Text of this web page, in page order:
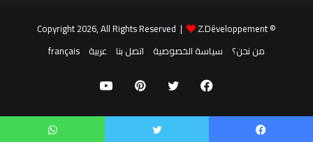
© Copyright 2026, All Rights Reserved |
Z.Développement
من نحن؟
سياسة الخصوصية اتصل بنا عربية français
فيسبوكتويتر بينتيريستيوتيوب